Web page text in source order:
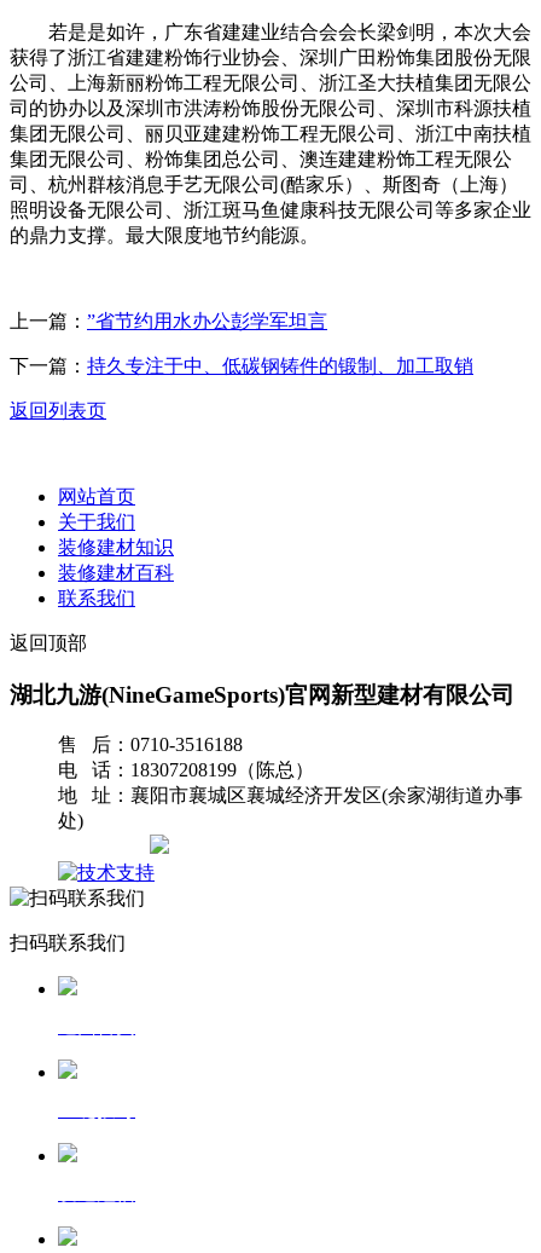
若是是如许，广东省建建业结合会会长梁剑明，本次大会
获得了浙江省建建粉饰行业协会、深圳广田粉饰集团股份无限
公司、上海新丽粉饰工程无限公司、浙江圣大扶植集团无限公
司的协办以及深圳市洪涛粉饰股份无限公司、深圳市科源扶植
集团无限公司、丽贝亚建建粉饰工程无限公司、浙江中南扶植
集团无限公司、粉饰集团总公司、澳连建建粉饰工程无限公
司、杭州群核消息手艺无限公司(酷家乐）、斯图奇（上海）
照明设备无限公司、浙江斑马鱼健康科技无限公司等多家企业
的鼎力支撑。最大限度地节约能源。
上一篇： ”省节约用水办公彭学军坦言
下一篇： 持久专注于中、低碳钢铸件的锻制、加工取销
返回列表页
网站首页
关于我们
装修建材知识
装修建材百科
联系我们
返回顶部
湖北九游(NineGameSports)官网新型建材有限公司
售 后：0710-3516188
电 话：18307208199（陈总）
地 址：襄阳市襄城区襄城经济开发区(余家湖街道办事
处)
扫码联系我们